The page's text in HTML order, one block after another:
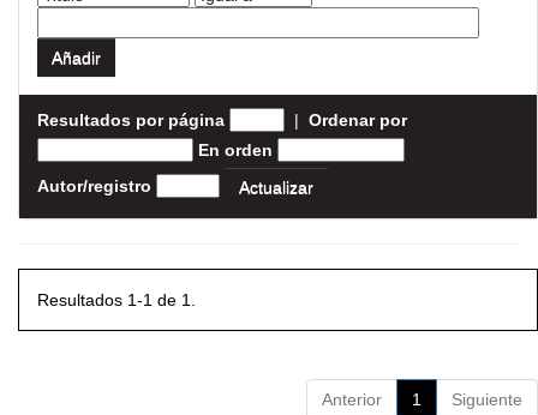
Resultados por página | Ordenar por
En orden
Autor/registro
Resultados 1-1 de 1.
Anterior 1 Siguiente